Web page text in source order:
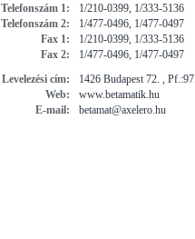
Telefonszám 1:
1/210-0399, 1/333-5136
Telefonszám 2:
1/477-0496, 1/477-0497
Fax 1:
1/210-0399, 1/333-5136
Fax 2:
1/477-0496, 1/477-0497
Levelezési cím:
1426 Budapest 72. , Pf.:97.
Web:
www.betamatik.hu
E-mail:
betamat@axelero.hu